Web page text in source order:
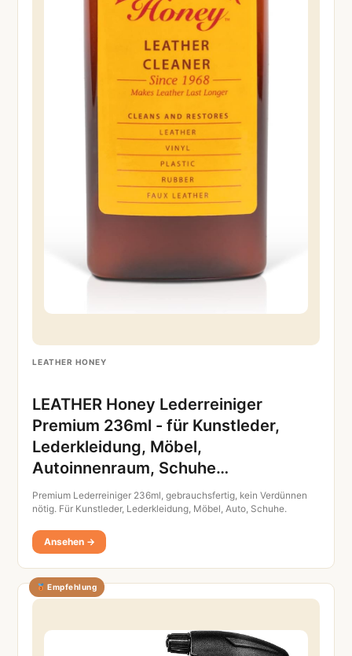
LEATHER HONEY
LEATHER Honey Lederreiniger
Premium 236ml - für Kunstleder,
Lederkleidung, Möbel,
Autoinnenraum, Schuhe…
Premium Lederreiniger 236ml, gebrauchsfertig, kein Verdünnen
nötig. Für Kunstleder, Lederkleidung, Möbel, Auto, Schuhe.
Ansehen →
Empfehlung